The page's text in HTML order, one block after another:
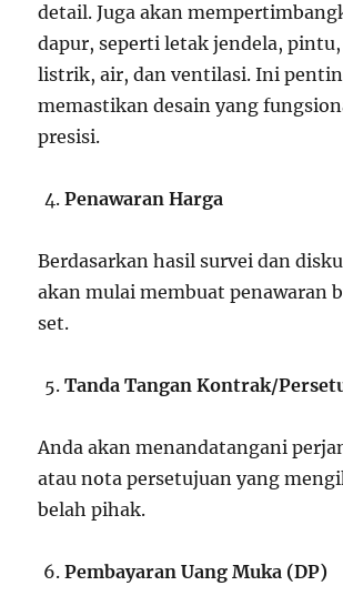
detail. Juga akan
dapur, seperti letak jendela,
listrik, air, dan ventilasi. Ini
memastikan desain yang
presisi.
Penawaran Harga
Berdasarkan hasil survei dan
akan mulai membuat penawaran
set.
Tanda Tangan Kontrak/
Anda akan menandatangani
atau nota persetujuan yang
belah pihak.
Pembayaran Uang Muka (DP)